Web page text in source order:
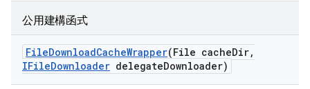
公用建構函式
FileDownloadCacheWrapper(File cacheDir,
IFileDownloader delegateDownloader)